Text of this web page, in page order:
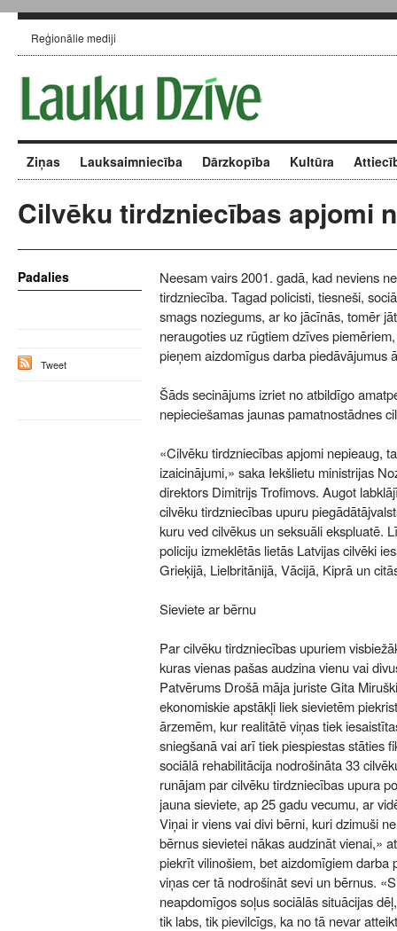
Reģionālie mediji
Ziņas Lauksaimniecība Dārzkopība Kultūra
Cilvēku tirdzniecības apjomi
Neesam vairs 2001. gadā, kad neviens
tirdzniecība. Tagad policisti, tiesneši,
smags noziegums, ar ko jācīnās, tomēr
neraugoties uz rūgtiem dzīves
pieņem aizdomīgus darba piedāvājumus
Šāds secinājums izriet no atbildīgo
nepieciešamas jaunas pamatnostādnes
«Cilvēku tirdzniecības apjomi nepieaug,
izaicinājumi,» saka Iekšlietu ministrijas
direktors Dimitrijs Trofimovs. Augot
cilvēku tirdzniecības upuru
kuru ved cilvēkus un seksuāli ekspluatē.
policiju izmeklētās lietās Latvijas cilvēki
Grieķijā, Lielbritānijā, Vācijā, Kiprā un
Sieviete ar bērnu
Par cilvēku tirdzniecības upuriem
kuras vienas pašas audzina vienu vai
Patvērums Drošā māja juriste Gita
ekonomiskie apstākļi liek sievietēm
ārzemēm, kur realitātē viņas tiek
sniegšanā vai arī tiek piespiestas stāties
sociālā rehabilitācija nodrošināta 33
runājam par cilvēku tirdzniecības upura
jauna sieviete, ap 25 gadu vecumu, ar
Viņai ir viens vai divi bērni, kuri dzimuši
bērnus sievietei nākas audzināt vienai,»
piekrīt vilinošiem, bet aizdomīgiem darba
viņas cer tā nodrošināt sevi un bērnus.
neapdomīgos soļus sociālās situācijas
tik labs, tik pievilcīgs, ka no tā nevar
Padalies
Tweet